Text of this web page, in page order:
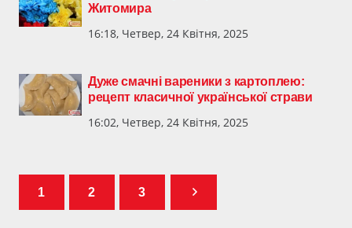
Житомира
16:18, Четвер, 24 Квітня, 2025
Дуже смачні вареники з картоплею:
рецепт класичної української страви
16:02, Четвер, 24 Квітня, 2025
1 2 3